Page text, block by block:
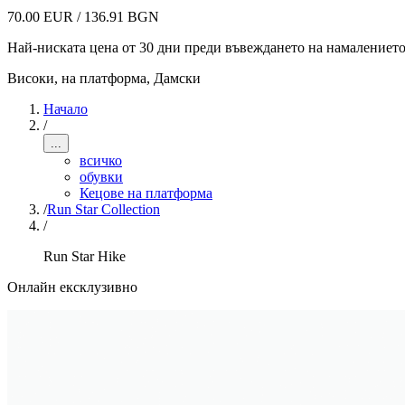
70.00 EUR / 136.91 BGN
Най-ниската цена от 30 дни преди въвеждането на намалението
Високи, на платформа, Дамски
Начало
/
...
всичко
обувки
Кецове на платформа
/Run Star Collection
/
Run Star Hike
Онлайн ексклузивно